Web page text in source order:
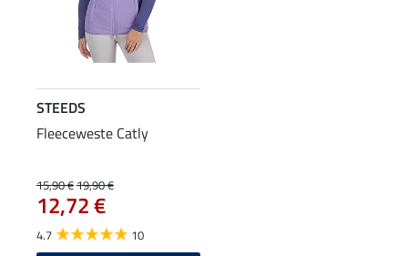
STEEDS
Fleeceweste Catly
15,90 €19,90 €
12,72 €
4.7 10